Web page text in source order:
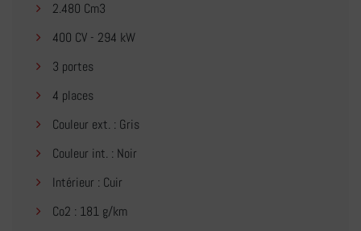
2.480 Cm3
400 CV - 294 kW
3 portes
4 places
Couleur ext. : Gris
Couleur int. : Noir
Intérieur : Cuir
Co2 : 181 g/km